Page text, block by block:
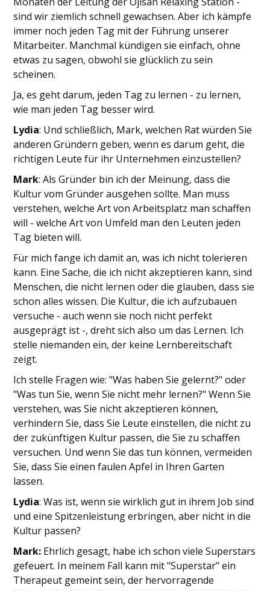
sind wir ziemlich schnell gewachsen. Aber ich kämpfe
immer noch jeden Tag mit der Führung unserer
Mitarbeiter. Manchmal kündigen sie einfach, ohne
etwas zu sagen, obwohl sie glücklich zu sein
scheinen.
Ja, es geht darum, jeden Tag zu lernen - zu lernen,
wie man jeden Tag besser wird.
Lydia: Und schließlich, Mark, welchen Rat würden Sie
anderen Gründern geben, wenn es darum geht, die
richtigen Leute für ihr Unternehmen einzustellen?
Mark: Als Gründer bin ich der Meinung, dass die
Kultur vom Gründer ausgehen sollte. Man muss
verstehen, welche Art von Arbeitsplatz man schaffen
will - welche Art von Umfeld man den Leuten jeden
Tag bieten will.
Für mich fange ich damit an, was ich nicht tolerieren
kann. Eine Sache, die ich nicht akzeptieren kann, sind
Menschen, die nicht lernen oder die glauben, dass sie
schon alles wissen. Die Kultur, die ich aufzubauen
versuche - auch wenn sie noch nicht perfekt
ausgeprägt ist -, dreht sich also um das Lernen. Ich
stelle niemanden ein, der keine Lernbereitschaft
zeigt.
Ich stelle Fragen wie: "Was haben Sie gelernt?" oder
"Was tun Sie, wenn Sie nicht mehr lernen?" Wenn Sie
verstehen, was Sie nicht akzeptieren können,
verhindern Sie, dass Sie Leute einstellen, die nicht zu
der zukünftigen Kultur passen, die Sie zu schaffen
versuchen. Und wenn Sie das tun können, vermeiden
Sie, dass Sie einen faulen Apfel in Ihren Garten
lassen.
Lydia: Was ist, wenn sie wirklich gut in ihrem Job sind
und eine Spitzenleistung erbringen, aber nicht in die
Kultur passen?
Mark: Ehrlich gesagt, habe ich schon viele Superstars
gefeuert. In meinem Fall kann mit "Superstar" ein
Therapeut gemeint sein, der hervorragende